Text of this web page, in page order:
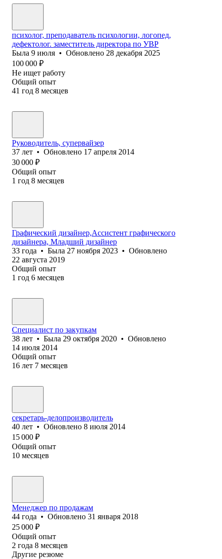
психолог, преподаватель психологии, логопед,
дефектолог. заместитель директора по УВР
Была 9 июля • Обновлено 28 декабря 2025
100 000 ₽
Не ищет работу
Общий опыт
41 год 8 месяцев
Руководитель, супервайзер
37 лет • Обновлено 17 апреля 2014
30 000 ₽
Общий опыт
1 год 8 месяцев
Графический дизайнер,Ассистент графического
дизайнера, Младший дизайнер
33 года • Была 27 ноября 2023 • Обновлено
22 августа 2019
Общий опыт
1 год 6 месяцев
Специалист по закупкам
38 лет • Была 29 октября 2020 • Обновлено
14 июля 2014
Общий опыт
16 лет 7 месяцев
секретарь-делопроизводитель
40 лет • Обновлено 8 июля 2014
15 000 ₽
Общий опыт
10 месяцев
Менеджер по продажам
44 года • Обновлено 31 января 2018
25 000 ₽
Общий опыт
2 года 8 месяцев
Другие резюме